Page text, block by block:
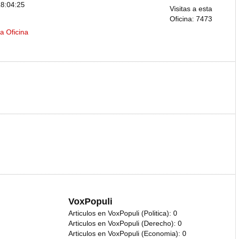
Visitas a esta
Oficina: 7473
Oficina
VoxPopuli
Articulos en VoxPopuli (Politica): 0
Articulos en VoxPopuli (Derecho): 0
Articulos en VoxPopuli (Economia): 0